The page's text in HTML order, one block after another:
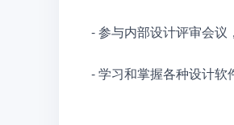
- 参与内部设计评审会
- 学习和掌握各种设计软